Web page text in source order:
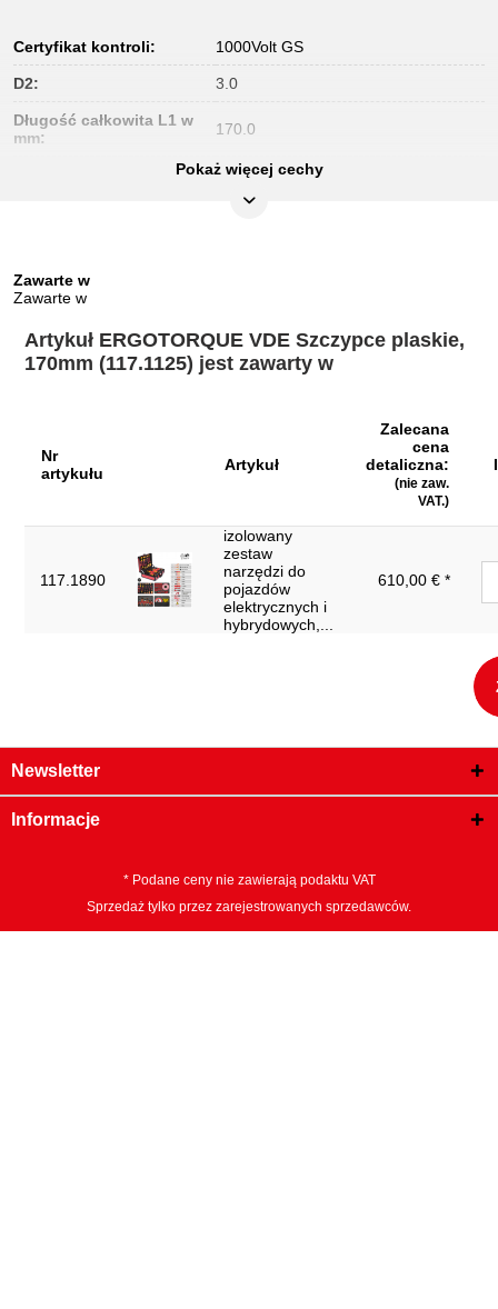
Certyfikat kontroli: 1000Volt GS
D2: 3.0
Długość całkowita L1 w
mm:
170.0
Długość opakowania mm: 180
Jednostka
opakowaniowa:
Materiał1: specjalna stal do narzędzi
Materiał2: mat chromowany
Szerokość opakowania
mm:
56
210
Wysokość głowicy (A1): 9.0
3.8
izolacja zgodnie z DIN 3120 - ISO
18.0
Pokaż więcej cechy
Zawarte w
Zawarte w
Artykuł ERGOTORQUE VDE Szczypce plaskie,
170mm (117.1125) jest zawarty w
Nr
artykułu
Artykuł
Zalecana
cena
detaliczna:
(nie zaw.
VAT.)
117.1890
izolowany
zestaw
narzędzi do
pojazdów
elektrycznych i
hybrydowych,...
610,00 € *
Newsletter
Informacje
* Podane ceny nie zawierają podaktu VAT
Sprzedaż tylko przez zarejestrowanych sprzedawców.